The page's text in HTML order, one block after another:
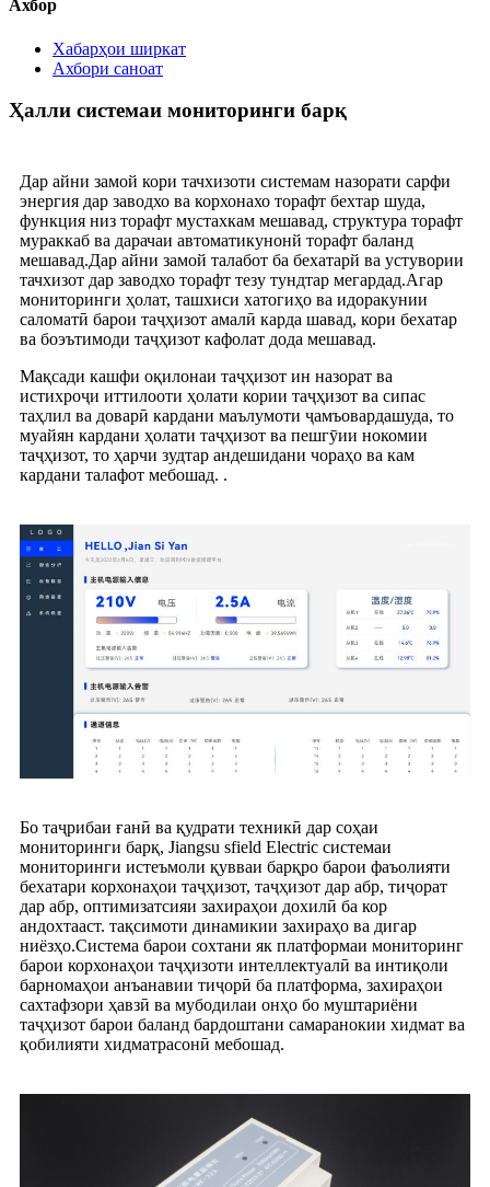
Ахбор
Хабарҳои ширкат
Ахбори саноат
Ҳалли системаи мониторинги барқ
Дар айни замой кори тачхизоти системам назорати сарфи
энергия дар заводхо ва корхонахо торафт бехтар шуда,
функция низ торафт мустахкам мешавад, структура торафт
мураккаб ва дарачаи автоматикунонй торафт баланд
мешавад.Дар айни замой талабот ба бехатарй ва устувории
тачхизот дар заводхо торафт тезу тундтар мегардад.Агар
мониторинги ҳолат, ташхиси хатогиҳо ва идоракунии
саломатӣ барои таҷҳизот амалӣ карда шавад, кори бехатар
ва боэътимоди таҷҳизот кафолат дода мешавад.
Мақсади кашфи оқилонаи таҷҳизот ин назорат ва
истихроҷи иттилооти ҳолати кории таҷҳизот ва сипас
таҳлил ва доварӣ кардани маълумоти ҷамъовардашуда, то
муайян кардани ҳолати таҷҳизот ва пешгӯии нокомии
таҷҳизот, то ҳарчи зудтар андешидани чораҳо ва кам
кардани талафот мебошад. .
Бо таҷрибаи ғанӣ ва қудрати техникӣ дар соҳаи
мониторинги барқ, Jiangsu sfield Electric системаи
мониторинги истеъмоли қувваи барқро барои фаъолияти
бехатари корхонаҳои таҷҳизот, таҷҳизот дар абр, тиҷорат
дар абр, оптимизатсияи захираҳои дохилӣ ба кор
андохтааст. тақсимоти динамикии захираҳо ва дигар
ниёзҳо.Система барои сохтани як платформаи мониторинг
барои корхонаҳои таҷҳизоти интеллектуалӣ ва интиқоли
барномаҳои анъанавии тиҷорӣ ба платформа, захираҳои
сахтафзори ҳавзӣ ва мубодилаи онҳо бо муштариёни
таҷҳизот барои баланд бардоштани самаранокии хидмат ва
қобилияти хидматрасонӣ мебошад.